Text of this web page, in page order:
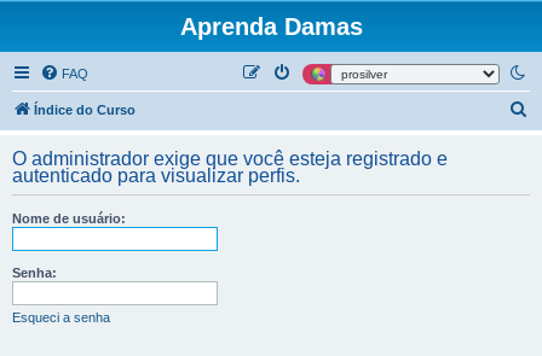
Aprenda Damas
FAQ
Índice do Curso
q
O administrador exige que você esteja registrado e
autenticado para visualizar perfis.
Nome de usuário:
Senha:
Esqueci a senha